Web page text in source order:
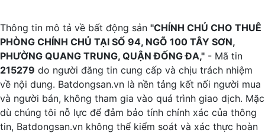
Thông tin mô tả về bất động sản "CHÍNH CHỦ CHO THUÊ
PHÒNG CHÍNH CHỦ TẠI SỐ 94, NGÕ 100 TÂY SƠN,
PHƯỜNG QUANG TRUNG, QUẬN ĐỐNG ĐA," - Mã tin
215279 do người đăng tin cung cấp và chịu trách nhiệm
về nội dung. Batdongsan.vn là nền tảng kết nối người mua
và người bán, không tham gia vào quá trình giao dịch. Mặc
dù chúng tôi nỗ lực để đảm bảo tính chính xác của thông
tin, Batdongsan.vn không thể kiểm soát và xác thực hoàn